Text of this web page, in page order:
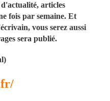
articles
fois par semaine. Et
vous serez aussi
sera publié.